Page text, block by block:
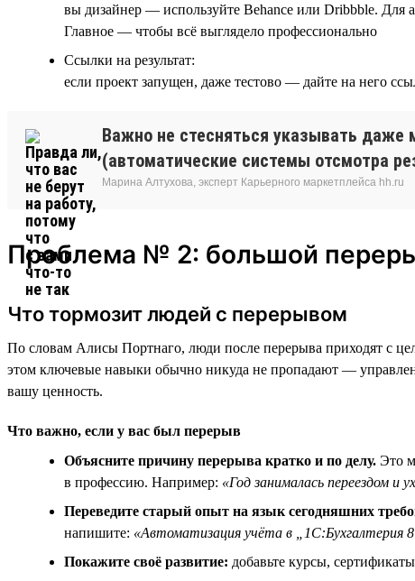
вы дизайнер — используйте Behance или Dribbble. Для
Главное — чтобы всё выглядело профессионально
Ссылки на результат:
если проект запущен, даже тестово — дайте на него
Важно не стесняться указывать
(автоматические системы отсмотра
Марина Алтухова, эксперт Карьерного маркетплейса hh.ru
Проблема № 2: большой
Что тормозит людей с перерывом
По словам Алисы Портнаго, люди после перерыва приходят с
этом ключевые навыки обычно никуда не пропадают —
вашу ценность.
Что важно, если у вас был перерыв
Объясните причину перерыва кратко и по делу. Это
в профессию. Например: «Год занималась переездом и
Переведите старый опыт на язык сегодняшних
напишите: «Автоматизация учёта в
Покажите своё развитие: добавьте курсы,